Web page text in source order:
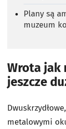
Plany są
muzeum
Wrota jak
jeszcze
metalowymi